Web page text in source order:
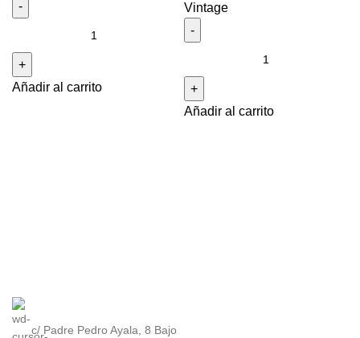
1BEF
cantidad
Añadir al carrito
Vintage
7DMQYES
cantidad
Añadir al carrito
c/ Padre Pedro Ayala, 8 Bajo